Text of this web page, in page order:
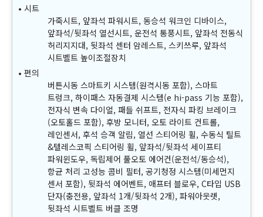
시트
가죽시트, 앞좌석 파워시트, 동승석 워크인 디바이스,
앞좌석/뒷좌석 열선시트, 운전석 통풍시트, 앞좌석 전동식
허리지지대, 뒷좌석 센터 암레스트, 스키쓰루, 앞좌석
시트벨트 높이조절장치
편의
버튼시동 스마트키 시스템(원격시동 포함), 스마트
트렁크, 하이패스 자동결제 시스템(e hi-pass 기능 포함),
전자식 변속 다이얼, 패들 쉬프트, 전자식 파킹 브레이크
(오토홀드 포함), 후방 모니터, 오토 라이트 컨트롤,
레인센서, 후석 승객 알림, 열선 스티어링 휠, 수동식 틸트
&텔레스코픽 스티어링 휠, 앞좌석/뒷좌석 세이프티
파워윈도우, 독립제어 풀오토 에어컨(운전석/동승석),
항균 처리 고성능 콤비 필터, 공기청정 시스템(미세먼지
센서 포함), 뒷좌석 에어벤트, 애프터 블로우, C타입 USB
단자(충전용, 앞좌석 1개/뒷좌석 2개), 파워아웃렛,
뒷좌석 시트벨트 버클 조명